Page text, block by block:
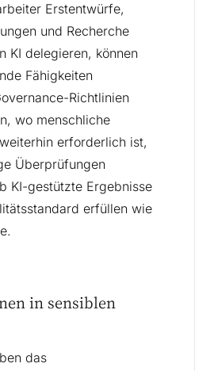
Erstentwürfe,
und Recherche
KI delegieren, können
Fähigkeiten
Richtlinien
wo menschliche
erforderlich ist,
Überprüfungen
KI-gestützte Ergebnisse
erfüllen wie
in sensiblen
das